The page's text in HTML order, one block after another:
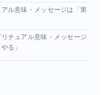
ル意味・メッセージは「第
チュアル意味・メッセージ
る」